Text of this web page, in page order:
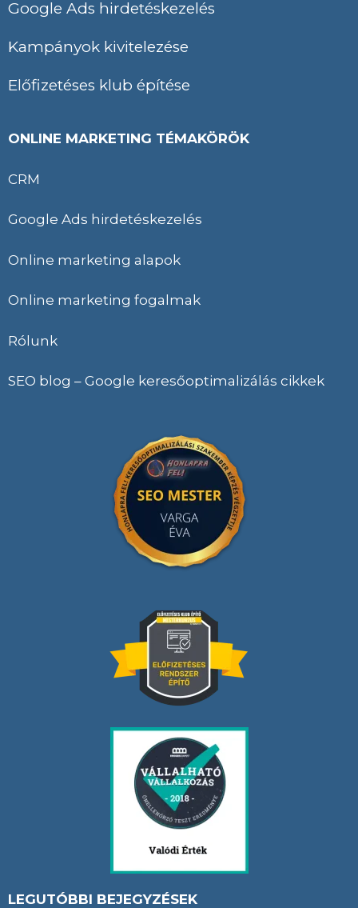
Google Ads hirdetéskezelés
Kampányok kivitelezése
Előfizetéses klub építése
ONLINE MARKETING TÉMAKÖRÖK
CRM
Google Ads hirdetéskezelés
Online marketing alapok
Online marketing fogalmak
Rólunk
SEO blog – Google keresőoptimalizálás cikkek
LEGUTÓBBI BEJEGYZÉSEK